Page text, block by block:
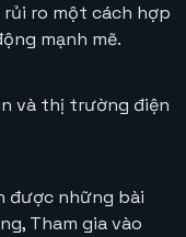
ro một cách hợp
mạnh mẽ.
và thị trường điện
được những bài
Tham gia vào